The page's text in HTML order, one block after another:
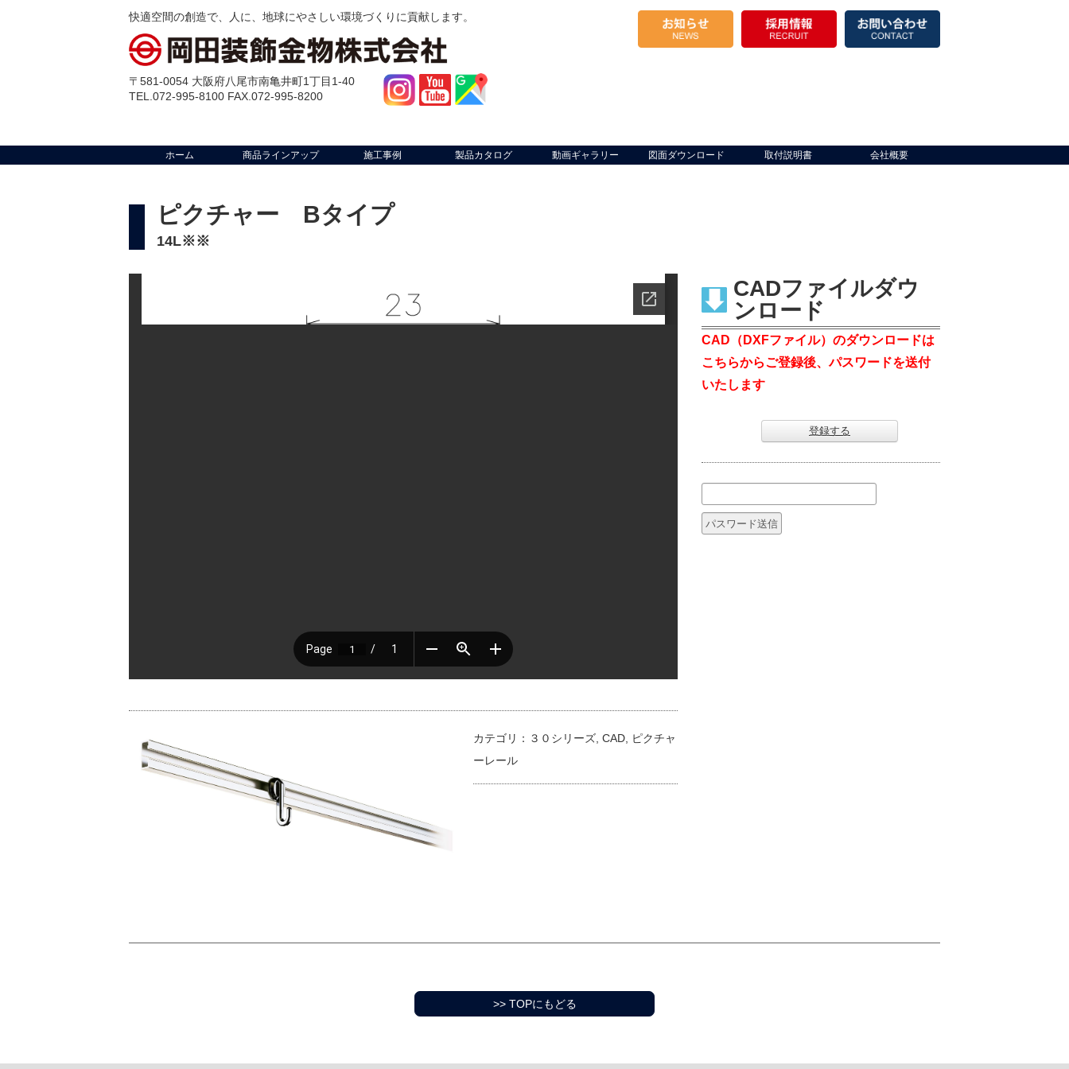
快適空間の創造で、人に、地球にやさしい環境づくりに貢献します。
〒581-0054 大阪府八尾市南亀井町1丁目1-40
TEL.072-995-8100 FAX.072-995-8200
ホーム 商品ラインアップ 施工事例 製品カタログ 動画ギャラリー 図面ダウンロード 取付説明書 会社概要
ピクチャー Bタイプ
14L※※
カテゴリ： ３０シリーズ, CAD,
ピクチャ
ーレール
CADファイルダウ
ンロード
CAD（DXFファイル）のダウンロードは
こちらからご登録後、パスワードを送付
いたします
登録する
>> TOPにもどる